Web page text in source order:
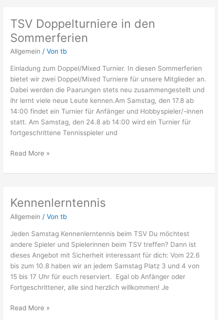
TSV Doppelturniere in den
Sommerferien
Allgemein / Vontb
Einladung zum Doppel/Mixed Turnier. In diesen Sommerferien
bietet wir zwei Doppel/Mixed Turniere für unsere Mitglieder an.
Dabei werden die Paarungen stets neu zusammengestellt und
ihr lernt viele neue Leute kennen.Am Samstag, den 17.8 ab
14:00 findet ein Turnier für Anfänger und Hobbyspieler/-innen
statt. Am Samstag, den 24.8 ab 14:00 wird ein Turnier für
fortgeschrittene Tennisspieler und
TSV
Doppelturniere
in
den
Sommerferien
Read More »
Kennenlerntennis
Allgemein / Vontb
Jeden Samstag Kennenlerntennis beim TSV Du möchtest
andere Spieler und Spielerinnen beim TSV treffen? Dann ist
dieses Angebot mit Sicherheit interessant für dich: Vom 22.6
bis zum 10.8 haben wir an jedem Samstag Platz 3 und 4 von
15 bis 17 Uhr für euch reserviert. Egal ob Anfänger oder
Fortgeschrittener, alle sind herzlich willkommen! Je
Kennenlerntennis
Read More »